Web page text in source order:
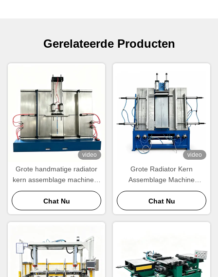
Gerelateerde Producten
video
Grote handmatige radiator
kern assemblage machine --
maatwerk grootte
warmtewisselaar
assemblage apparatuur
Chat Nu
video
Grote Radiator Kern
Assemblage Machine
Fabrikant | 1200×1000mm
Warmtewisselaar Kern
Bouwer
Chat Nu